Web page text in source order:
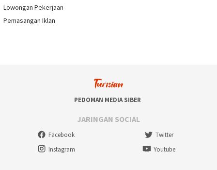
Lowongan Pekerjaan
Pemasangan Iklan
PEDOMAN MEDIA SIBER
JARINGAN SOCIAL
Facebook
Twitter
Instagram
Youtube